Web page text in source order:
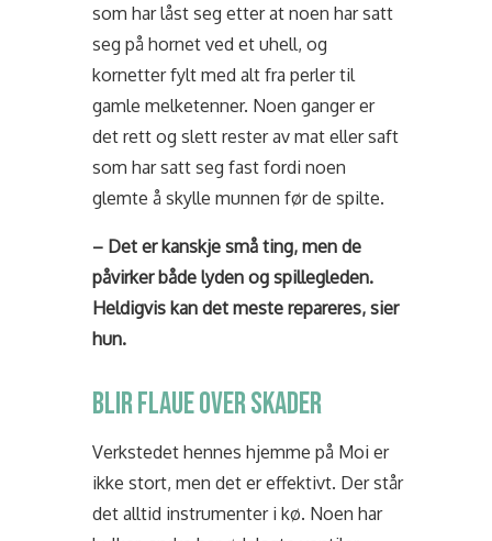
som har låst seg etter at noen har satt
seg på hornet ved et uhell, og
kornetter fylt med alt fra perler til
gamle melketenner. Noen ganger er
det rett og slett rester av mat eller saft
som har satt seg fast fordi noen
glemte å skylle munnen før de spilte.
– Det er kanskje små ting, men de
påvirker både lyden og spillegleden.
Heldigvis kan det meste repareres, sier
hun.
BLIR FLAUE OVER SKADER
Verkstedet hennes hjemme på Moi er
ikke stort, men det er effektivt. Der står
det alltid instrumenter i kø. Noen har